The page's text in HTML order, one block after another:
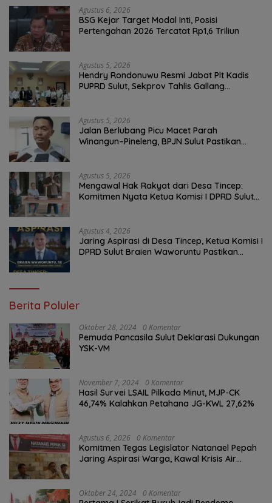
Agustus 6, 2026
BSG Kejar Target Modal Inti, Posisi
Pertengahan 2026 Tercatat Rp1,6 Triliun
Agustus 5, 2026
Hendry Rondonuwu Resmi Jabat Plt Kadis
PUPRD Sulut, Sekprov Tahlis Gallang
Agustus 5, 2026
Jalan Berlubang Picu Macet Parah
Winangun–Pineleng, BPJN Sulut Pastikan
Agustus 5, 2026
Mengawal Hak Rakyat dari Desa Tincep:
Komitmen Nyata Ketua Komisi I DPRD Sulut
Agustus 4, 2026
Jaring Aspirasi di Desa Tincep, Ketua Komisi I
DPRD Sulut Braien Waworuntu Pastikan
Berita Poluler
Oktober 28, 2024 0 Komentar
Pemuda Pancasila Sulut Deklarasi Dukungan
YSK-VM
November 7, 2024 0 Komentar
Hasil Survei LSAIL Pilkada Minut, MJP-CK
46,74% Kalahkan Petahana JG-KWL 27,62%
Agustus 6, 2026 0 Komentar
Komitmen Tegas Legislator Natanael Pepah
Jaring Aspirasi Warga, Kawal Krisis Air
Oktober 24, 2024 0 Komentar